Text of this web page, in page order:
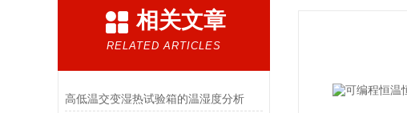
相关文章
RELATED ARTICLES
高低温交变湿热试验箱的温湿度分析